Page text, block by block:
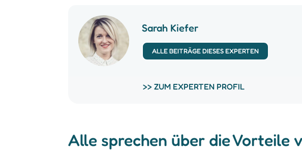
Sarah Kiefer
ALLE BEITRÄGE DIESES EXPERTEN
>> ZUM EXPERTEN PROFIL
Alle sprechen über die Vorteile